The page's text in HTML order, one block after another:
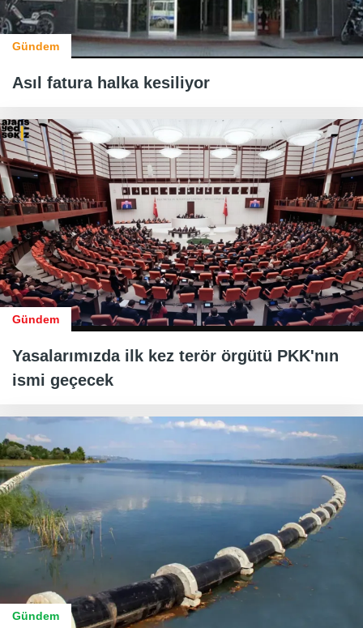
Gündem
Asıl fatura halka kesiliyor
Gündem
Yasalarımızda ilk kez terör örgütü PKK'nın
ismi geçecek
Gündem